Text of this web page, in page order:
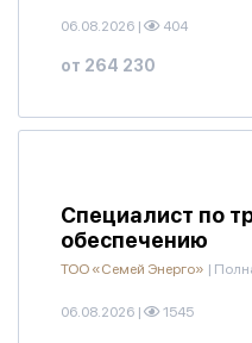
06.08.2026 | 404
от 264 230
Специалист по
обеспечению
ТОО «Семей Энерго» |
06.08.2026 | 1545